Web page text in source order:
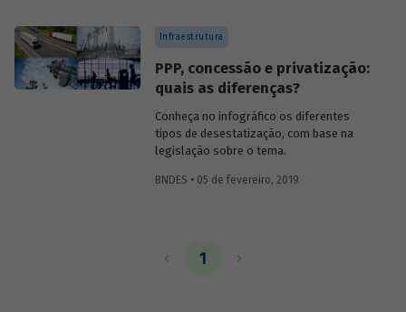
ajudam a (re)definir o papel dos bancos e
na atualidade e no futuro próximo. A
seguir, listamos 5 diretrizes que vem
sendo adotadas pelos BDs como
resposta a esses desafios.
Infraestrutura
PPP, concessão e privatização:
quais as diferenças?
Conheça no infográfico os diferentes
tipos de desestatização, com base na
legislação sobre o tema.
BNDES • 05 de fevereiro, 2019
1